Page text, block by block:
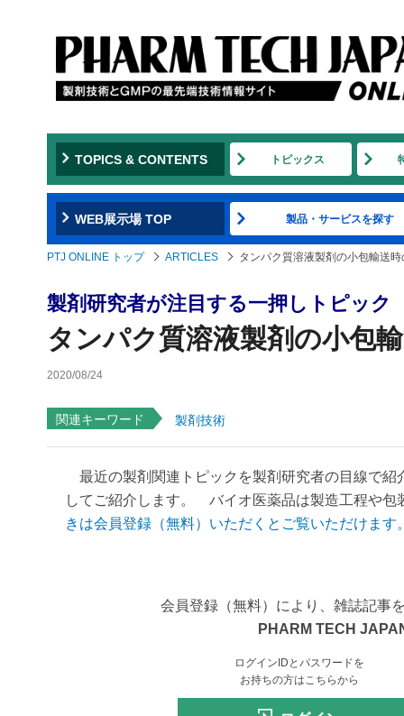
TOPICS & CONTENTS トピックス
WEB展示場 TOP 製品・サービスを探す
PTJ ONLINE トップ ARTICLES タンパク質溶液製剤の小包輸送
製剤研究者が注目する一押しトピック
タンパク質溶液製剤の小包
2020/08/24
関連キーワード 製剤技術
最近の製剤関連トピックを製剤研究者の目線で紹
してご紹介します。 バイオ医薬品は製造工程や包
きは会員登録（無料）いただくとご覧いただけます
会員登録（無料）により、雑誌記事
PHARM TECH
ログインIDとパスワードを
お持ちの方はこちらから